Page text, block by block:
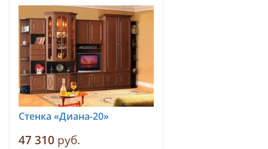
Стенка «Диана-20»
47 310 руб.